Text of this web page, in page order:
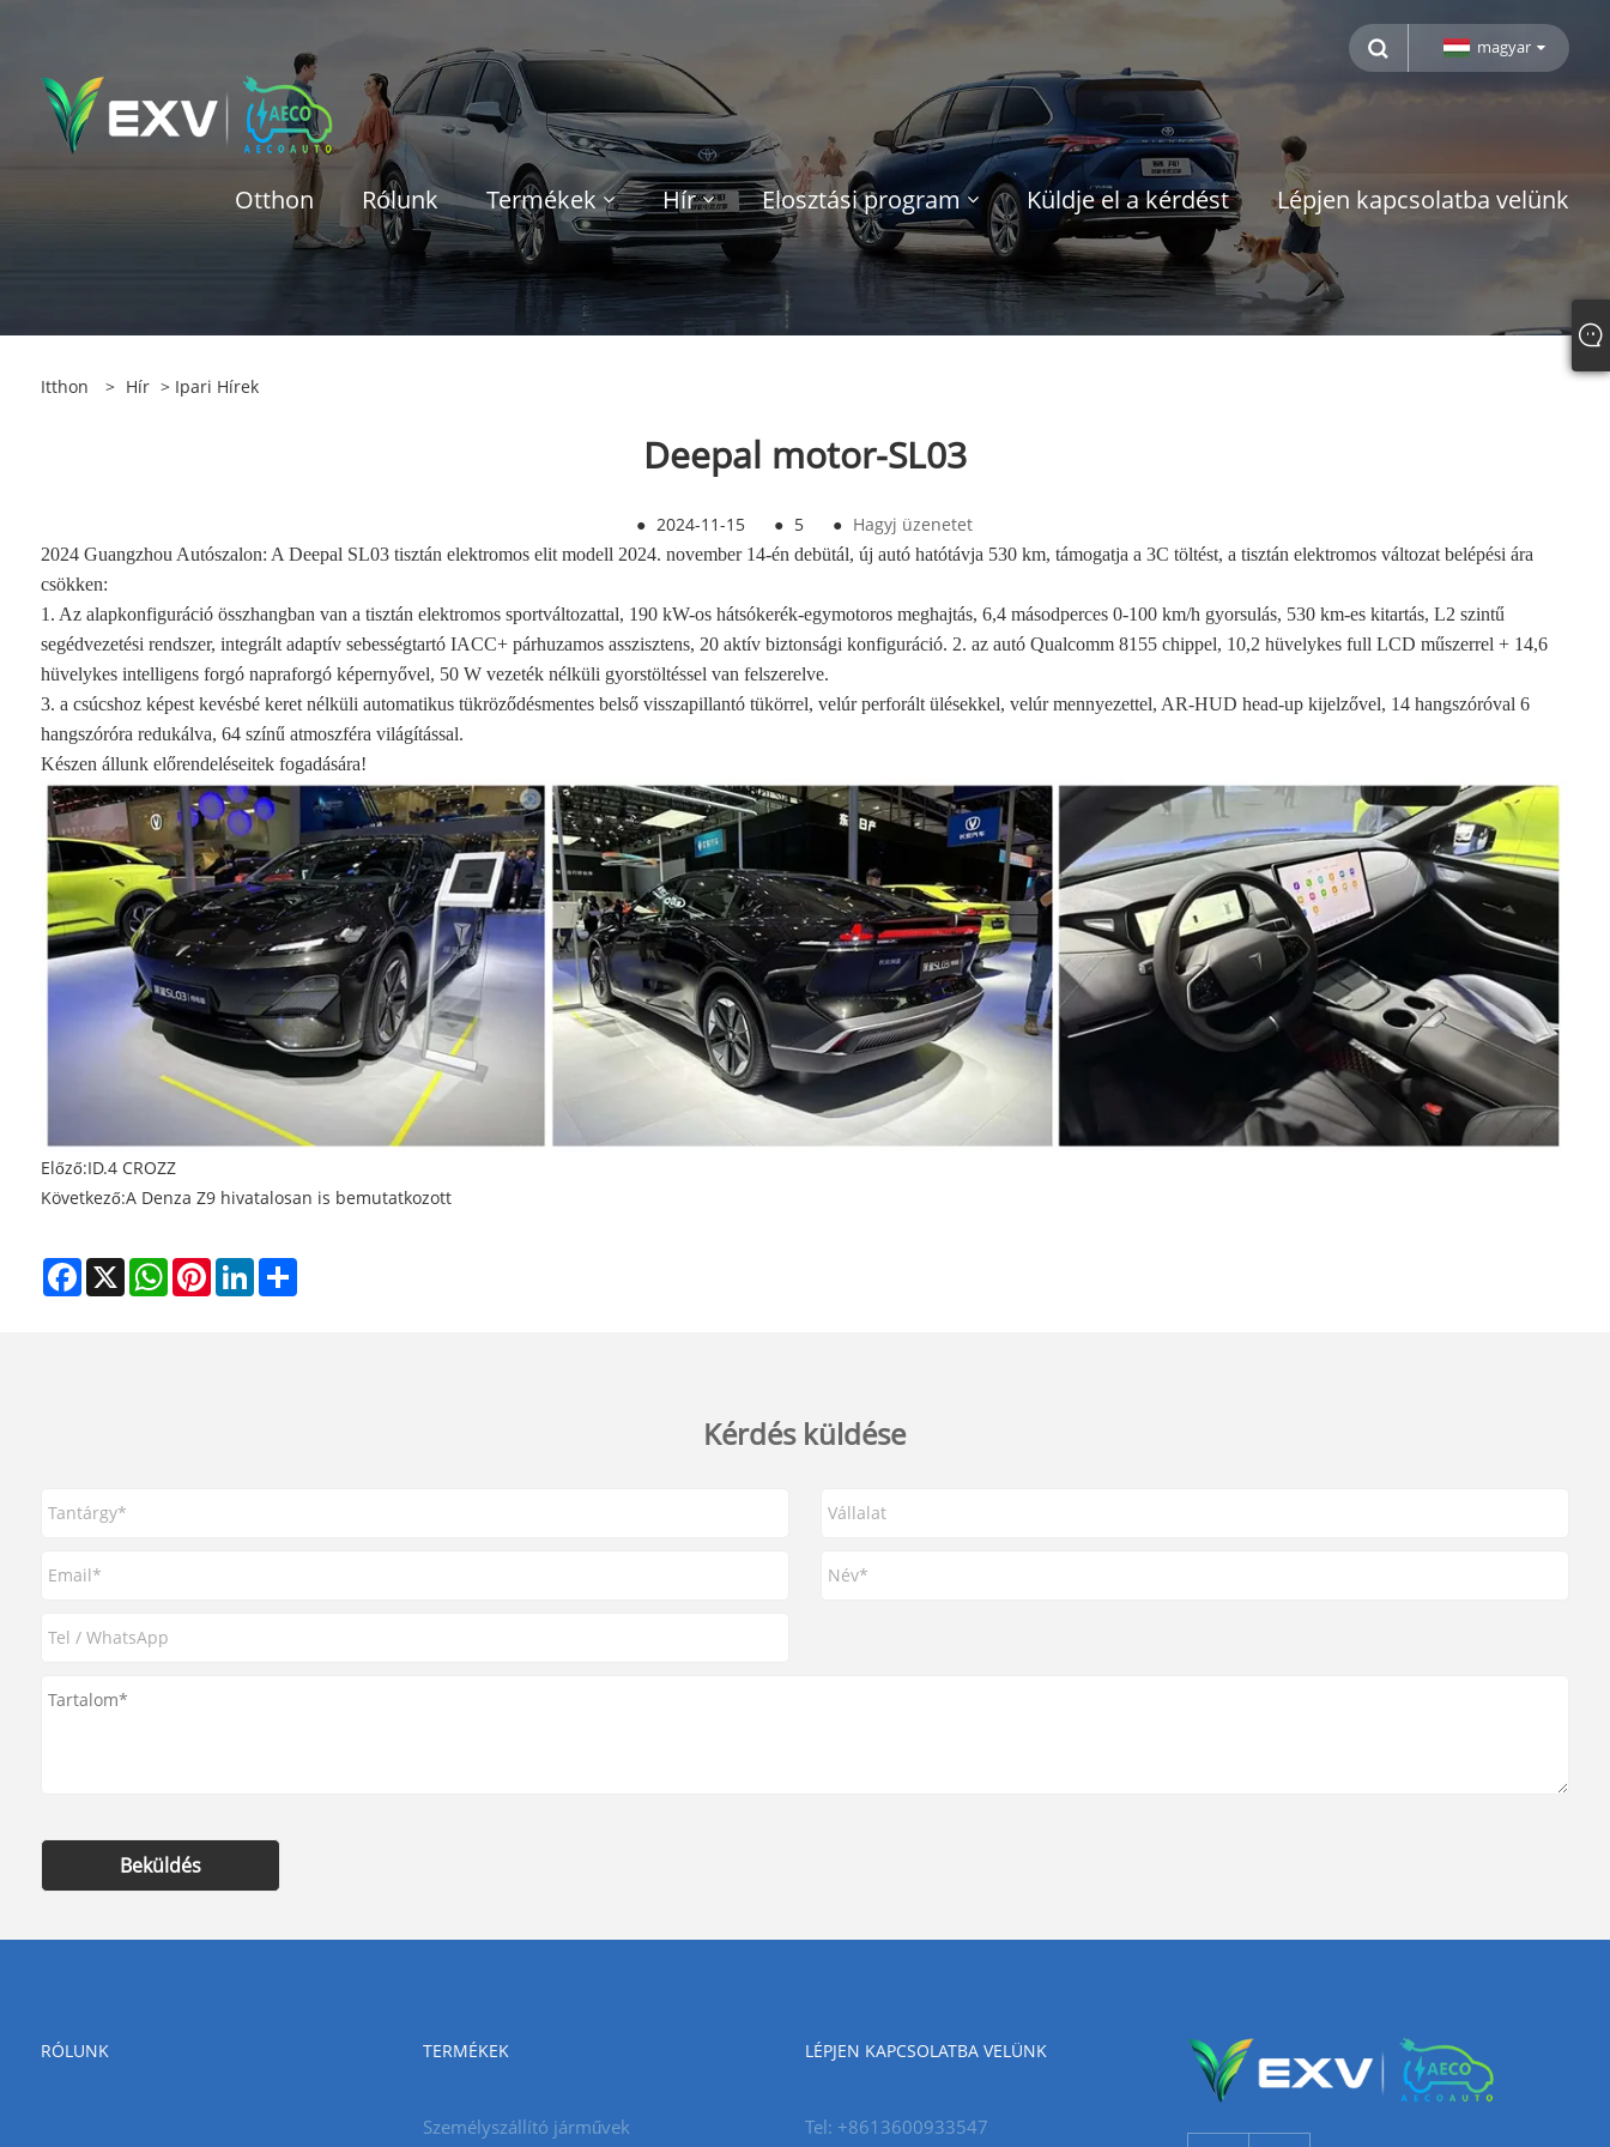
magyar
Otthon Rólunk Termékek Hír Elosztási program Küldje el a kérdést Lépjen kapcsolatba velünk
Itthon > Hír > Ipari Hírek
Deepal motor-SL03
● 2024-11-15 ● 5 ● Hagyj üzenetet
2024 Guangzhou Autószalon: A Deepal SL03 tisztán elektromos elit modell 2024. november 14-én debütál, új autó hatótávja 530 km, támogatja a 3C töltést, a tisztán elektromos változat belépési ára
csökken:
1. Az alapkonfiguráció összhangban van a tisztán elektromos sportváltozattal, 190 kW-os hátsókerék-egymotoros meghajtás, 6,4 másodperces 0-100 km/h gyorsulás, 530 km-es kitartás, L2 szintű
segédvezetési rendszer, integrált adaptív sebességtartó IACC+ párhuzamos asszisztens, 20 aktív biztonsági konfiguráció. 2. az autó Qualcomm 8155 chippel, 10,2 hüvelykes full LCD műszerrel + 14,6
hüvelykes intelligens forgó napraforgó képernyővel, 50 W vezeték nélküli gyorstöltéssel van felszerelve.
3. a csúcshoz képest kevésbé keret nélküli automatikus tükröződésmentes belső visszapillantó tükörrel, velúr perforált ülésekkel, velúr mennyezettel, AR-HUD head-up kijelzővel, 14 hangszóróval 6
hangszóróra redukálva, 64 színű atmoszféra világítással.
Készen állunk előrendeléseitek fogadására!
Előző:ID.4 CROZZ
Következő:A Denza Z9 hivatalosan is bemutatkozott
Facebook
X WhatsAppPinterestLinkedInShare
Kérdés küldése
Beküldés
RÓLUNK TERMÉKEK
Személyszállító járművek
LÉPJEN KAPCSOLATBA VELÜNK
Tel: +8613600933547